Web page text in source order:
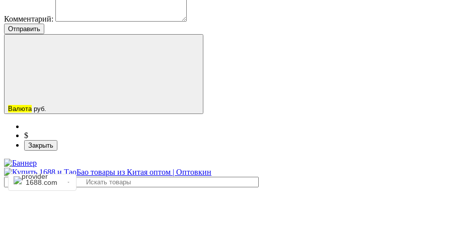
Комментарий:
Отправить
Валюта руб.
$
Закрыть
1688.com